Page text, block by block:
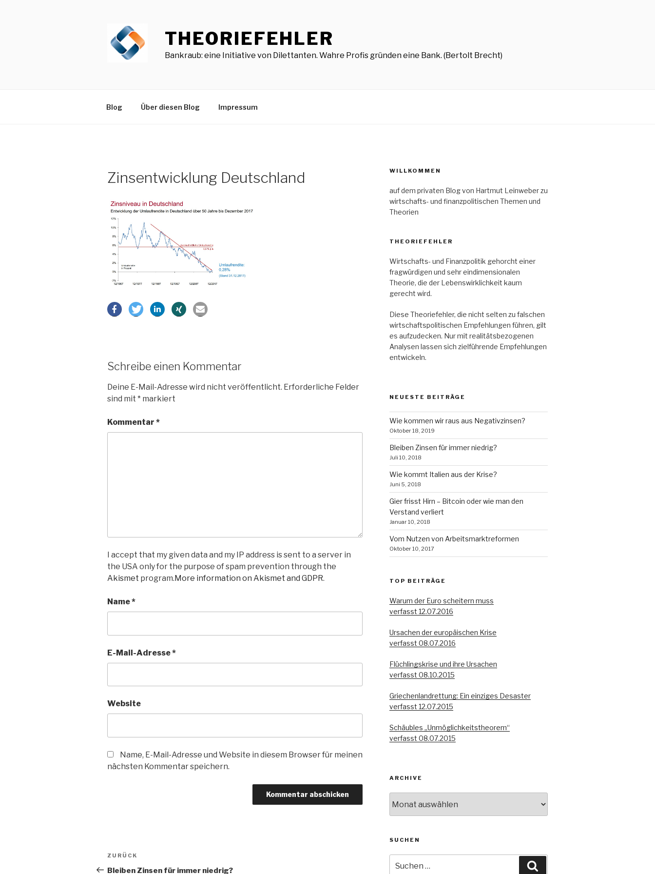
THEORIEFEHLER
Bankraub: eine Initiative von Dilettanten. Wahre Profis gründen eine Bank. (Bertolt Brecht)
Blog Über diesen Blog Impressum
Zinsentwicklung Deutschland
Schreibe einen Kommentar
Deine E-Mail-Adresse wird nicht veröffentlicht. Erforderliche Felder
sind mit * markiert
Kommentar *
I accept that my given data and my IP address is sent to a server in
the USA only for the purpose of spam prevention through the
Akismet program. More information on Akismet and GDPR.
Name*
E-Mail-Adresse*
Website
Name, E-Mail-Adresse und Website in diesem Browser für meinen
nächsten Kommentar speichern.
Beitragsnavigation
Vorheriger
Beitrag
ZURÜCK
Bleiben Zinsen für immer niedrig?
WILLKOMMEN
auf dem privaten Blog von Hartmut Leinweber zu
wirtschafts- und finanzpolitischen Themen und
Theorien
THEORIEFEHLER
Wirtschafts- und Finanzpolitik gehorcht einer
fragwürdigen und sehr eindimensionalen
Theorie, die der Lebenswirklichkeit kaum
gerecht wird.
Diese Theoriefehler, die nicht selten zu falschen
wirtschaftspolitischen Empfehlungen führen, gilt
es aufzudecken. Nur mit realitätsbezogenen
Analysen lassen sich zielführende Empfehlungen
entwickeln.
NEUESTE BEITRÄGE
Wie kommen wir raus aus Negativzinsen?
Oktober 18, 2019
Bleiben Zinsen für immer niedrig?
Juli 10, 2018
Wie kommt Italien aus der Krise?
Juni 5, 2018
Gier frisst Hirn – Bitcoin oder wie man den
Verstand verliert
Januar 10, 2018
Vom Nutzen von Arbeitsmarktreformen
Oktober 10, 2017
TOP BEITRÄGE
Warum der Euro scheitern muss
verfasst 12.07.2016
Ursachen der europäischen Krise
verfasst 08.07.2016
Flüchlingskrise und ihre Ursachen
verfasst 08.10.2015
Griechenlandrettung: Ein einziges Desaster
verfasst 12.07.2015
Schäubles „Unmöglichkeitstheorem“
verfasst 08.07.2015
ARCHIVE
SUCHEN
nach: